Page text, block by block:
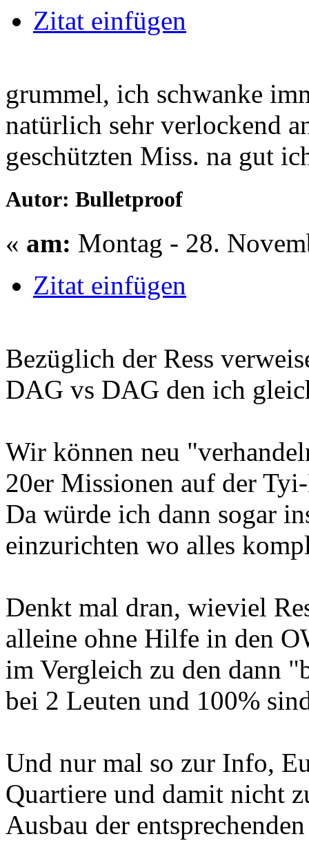
Zitat einfügen
grummel, ich schwanke
natürlich sehr verlockend
geschützten Miss. na gut
Autor: Bulletproof
« am: Montag - 28.
Zitat einfügen
Bezüglich der Ress
DAG vs DAG den ich
Wir können neu
20er Missionen auf der
Da würde ich dann sogar
einzurichten wo alles
Denkt mal dran, wieviel
alleine ohne Hilfe in den
im Vergleich zu den dann
bei 2 Leuten und 100%
Und nur mal so zur Info,
Quartiere und damit nicht
Ausbau der